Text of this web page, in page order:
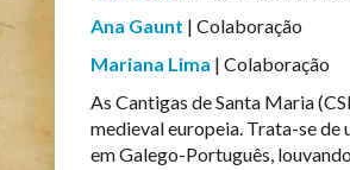
Ana Gaunt | Colaboração
Mariana Lima | Colaboração
As Cantigas de Santa Maria
medieval europeia. Trata-se de
em Galego-Português,